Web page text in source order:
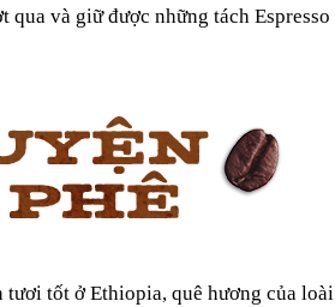
và giữ được những tách Espresso
tươi tốt ở Ethiopia, quê hương của loài